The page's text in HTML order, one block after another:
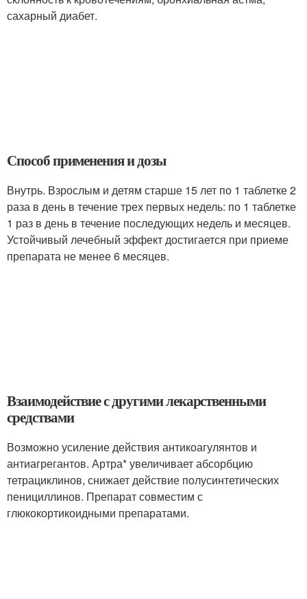
сахарный диабет.
Способ применения и дозы
Внутрь. Взрослым и детям старше 15 лет по 1 таблетке 2
раза в день в течение трех первых недель: по 1 таблетке
1 раз в день в течение последующих недель и месяцев.
Устойчивый лечебный эффект достигается при приеме
препарата не менее 6 месяцев.
Взаимодействие с другими лекарственными
средствами
Возможно усиление действия антикоагулянтов и
антиагрегантов. Артра* увеличивает абсорбцию
тетрациклинов, снижает действие полусинтетических
пенициллинов. Препарат совместим с
глюкокортикоидными препаратами.